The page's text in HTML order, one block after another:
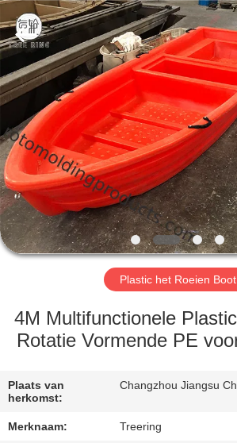
HUIS
PRODUCTEN
VIDEOS
ONGEVEER
ONS
FABRIEKSREIS
CONTACTEER
ONS
Treering
Plastics
CO.,
All
Rights
Reserved.
Plastic het Roeien Boot
4M Multifunctionele
Rotatie Vormende PE
Plaats van
herkomst:
Changzhou Jiangsu
Merknaam: Treering